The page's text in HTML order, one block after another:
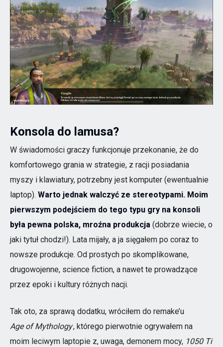
Konsola do lamusa?
W świadomości graczy funkcjonuje przekonanie, że do
komfortowego grania w strategie, z racji posiadania
myszy i klawiatury, potrzebny jest komputer (ewentualnie
laptop). Warto jednak walczyć ze stereotypami. Moim
pierwszym podejściem do tego typu gry na konsoli
była pewna polska, mroźna produkcja (dobrze wiecie, o
jaki tytuł chodzi!). Lata mijały, a ja sięgałem po coraz to
nowsze produkcje. Od prostych po skomplikowane,
drugowojenne, science fiction, a nawet te prowadzące
przez epoki i kultury różnych nacji.
Tak oto, za sprawą dodatku, wróciłem do remake’u
Age of Mythology, którego pierwotnie ogrywałem na
moim leciwym laptopie z, uwaga, demonem mocy, 1050 Ti